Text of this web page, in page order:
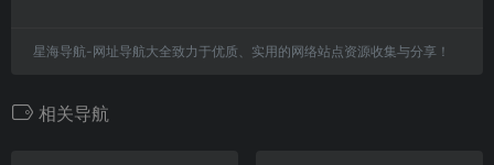
星海导航-网址导航大全致力于优质、实用的网络站点资源收集与分享！
相关导航